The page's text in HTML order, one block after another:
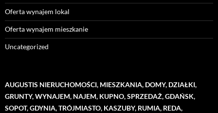
Oferta wynajem lokal
Oferta wynajem mieszkanie
Uncategorized
AUGUSTIS NIERUCHOMOŚCI, MIESZKANIA, DOMY, DZIAŁKI,
GRUNTY, WYNAJEM, NAJEM, KUPNO, SPRZEDAŻ, GDAŃSK,
SOPOT, GDYNIA, TRÓJMIASTO, KASZUBY, RUMIA, REDA,